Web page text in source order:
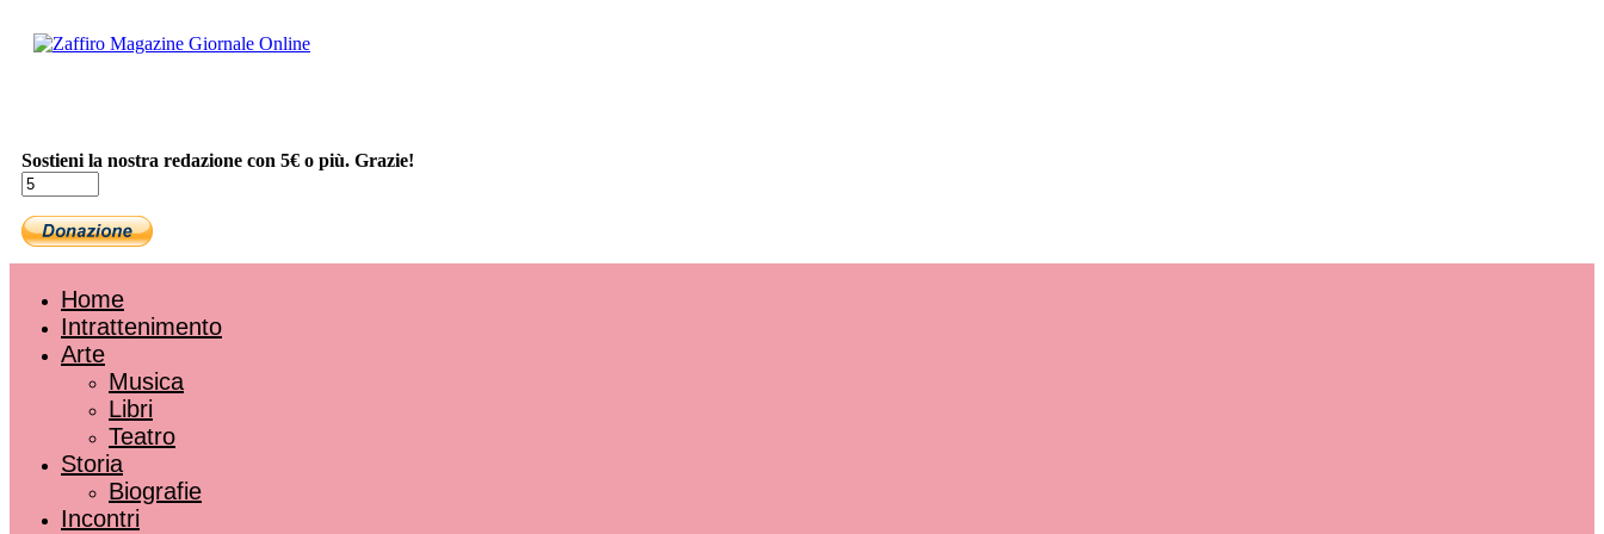
Sostieni la nostra redazione con 5€ o più. Grazie!
Home
Intrattenimento
Arte
Musica
Libri
Teatro
Storia
Biografie
Incontri